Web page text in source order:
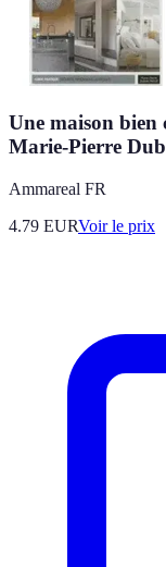
Une maison bien
Marie-Pierre
Ammareal FR
4.79 EURVoir le prix